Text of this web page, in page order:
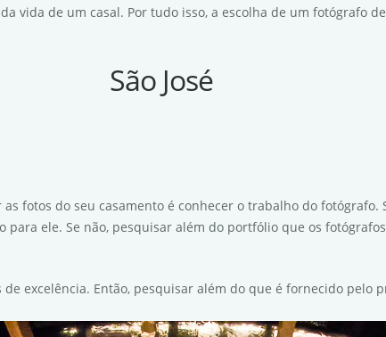
vida de um casal. Por tudo isso, a escolha de um fotógrafo
São José
fotos do seu casamento é conhecer o trabalho do fotógrafo.
ele. Se não, pesquisar além do portfólio que os
excelência. Então, pesquisar além do que é fornecido pelo